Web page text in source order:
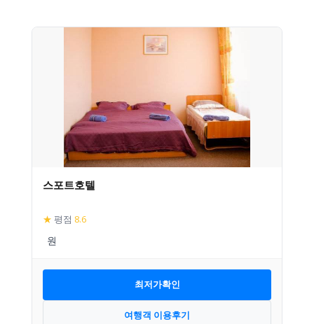
스포트호텔
★ 평점 8.6
최저가확인
여행객 이용후기